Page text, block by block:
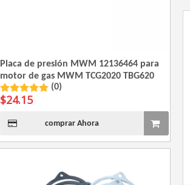
Placa de presión MWM 12136464 para
motor de gas MWM TCG2020 TBG620
(0)
$24.15
comprar Ahora